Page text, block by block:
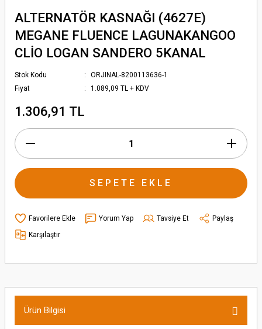
ALTERNATÖR KASNAĞI (4627E)
MEGANE FLUENCE LAGUNAKANGOO
CLİO LOGAN SANDERO 5KANAL
Stok Kodu
ORJINAL-8200113636-1
Fiyat
1.089,09 TL + KDV
1.306,91 TL
SEPETE EKLE
Yorum Yap Tavsiye Et
Paylaş
Karşılaştır
Ürün Bilgisi